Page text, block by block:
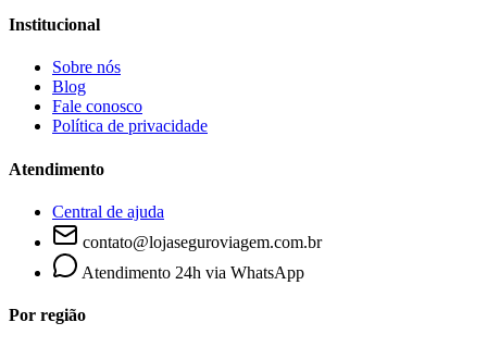
Institucional
Sobre nós
Blog
Fale conosco
Política de privacidade
Atendimento
Central de ajuda
contato@lojaseguroviagem.com.br
Atendimento 24h via WhatsApp
Por região